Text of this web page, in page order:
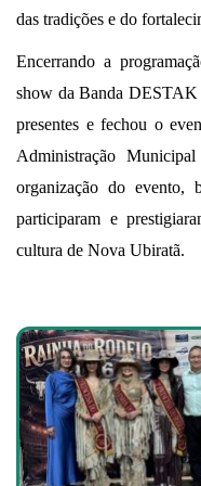
das tradições e do
Encerrando a
show da Banda DESTAK
presentes e fechou o
Administração
organização do evento,
participaram e
cultura de Nova Ubiratã.